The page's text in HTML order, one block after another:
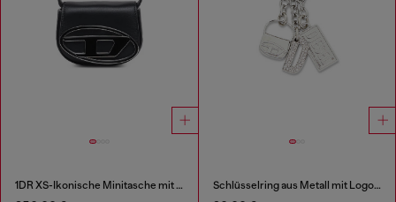
1DR XS-Ikonische Minitasche mit D logo-Plakette Schlüsselring aus Metall mit Logo-Charms